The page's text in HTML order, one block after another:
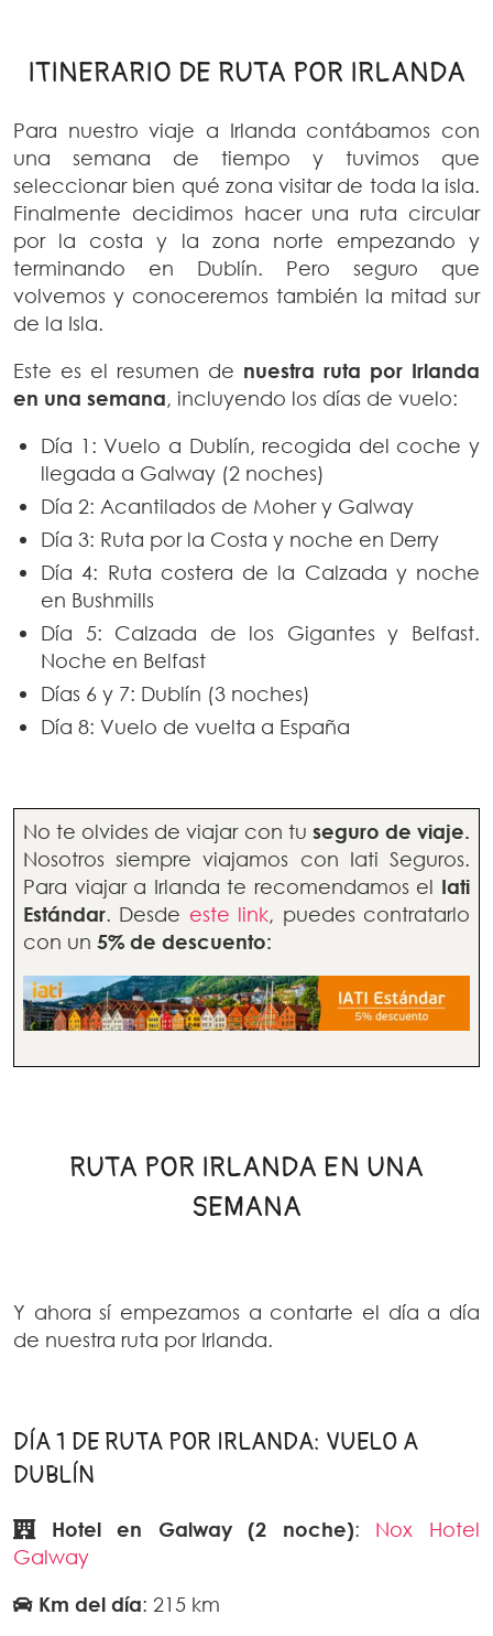
ITINERARIO DE RUTA POR IRLANDA
Para nuestro viaje a Irlanda contábamos con
una semana de tiempo y tuvimos que
seleccionar bien qué zona visitar de toda la isla.
Finalmente decidimos hacer una ruta circular
por la costa y la zona norte empezando y
terminando en Dublín. Pero seguro que
volvemos y conoceremos también la mitad sur
de la Isla.
Este es el resumen de nuestra ruta por Irlanda
en una semana, incluyendo los días de vuelo:
Día 1: Vuelo a Dublín, recogida del coche y
llegada a Galway (2 noches)
Día 2: Acantilados de Moher y Galway
Día 3: Ruta por la Costa y noche en Derry
Día 4: Ruta costera de la Calzada y noche
en Bushmills
Día 5: Calzada de los Gigantes y Belfast.
Noche en Belfast
Días 6 y 7: Dublín (3 noches)
Día 8: Vuelo de vuelta a España
No te olvides de viajar con tu seguro de viaje.
Nosotros siempre viajamos con Iati Seguros.
Para viajar a Irlanda te recomendamos el Iati
Estándar. Desde este link, puedes contratarlo
con un 5% de descuento:
RUTA POR IRLANDA EN UNA
SEMANA
Y ahora sí empezamos a contarte el día a día
de nuestra ruta por Irlanda.
DÍA 1 DE RUTA POR IRLANDA: VUELO A
DUBLÍN
Hotel en Galway (2 noche): Nox Hotel
Galway
Km del día: 215 km